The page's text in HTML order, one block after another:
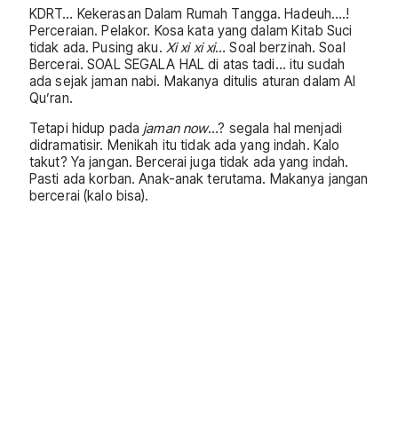
KDRT… Kekerasan Dalam Rumah Tangga. Hadeuh….!
Perceraian. Pelakor. Kosa kata yang dalam Kitab Suci
tidak ada. Pusing aku. Xixixixi… Soal berzinah. Soal
Bercerai. SOAL SEGALA HAL di atas tadi… itu sudah
ada sejak jaman nabi. Makanya ditulis aturan dalam Al
Qu’ran.
Tetapi hidup pada jaman now…? segala hal menjadi
didramatisir. Menikah itu tidak ada yang indah. Kalo
takut? Ya jangan. Bercerai juga tidak ada yang indah.
Pasti ada korban. Anak-anak terutama. Makanya jangan
bercerai (kalo bisa).